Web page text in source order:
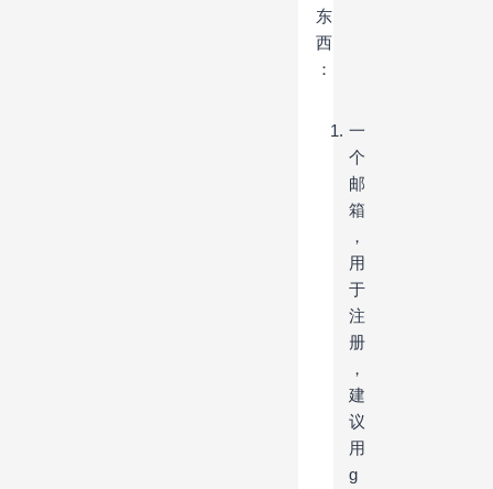
东
西
：
一
个
邮
箱
，
用
于
注
册
，
建
议
用
g